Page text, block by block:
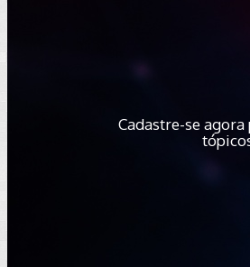
Cadastre-se